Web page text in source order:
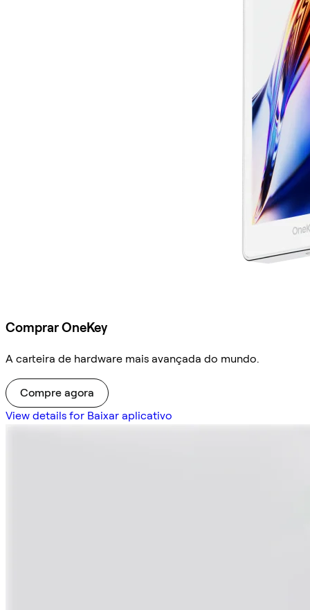
Comprar OneKey
A carteira de hardware mais avançada do mundo.
Compre agora
View details for Baixar aplicativo